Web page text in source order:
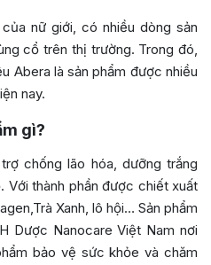
nữ giới, có nhiều dòng sản
cổ trên thị trường. Trong đó,
Abera là sản phẩm được nhiều
nay.
gì?
chống lão hóa, dưỡng trắng
Với thành phần được chiết xuất
Xanh, lô hội… Sản phẩm
Dược Nanocare Việt Nam nơi
bảo vệ sức khỏe và chăm